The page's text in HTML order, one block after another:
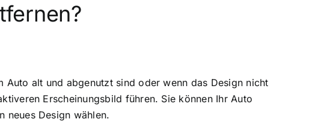
alt und abgenutzt sind oder wenn das Design nicht
Erscheinungsbild führen. Sie können Ihr Auto
neues Design wählen.